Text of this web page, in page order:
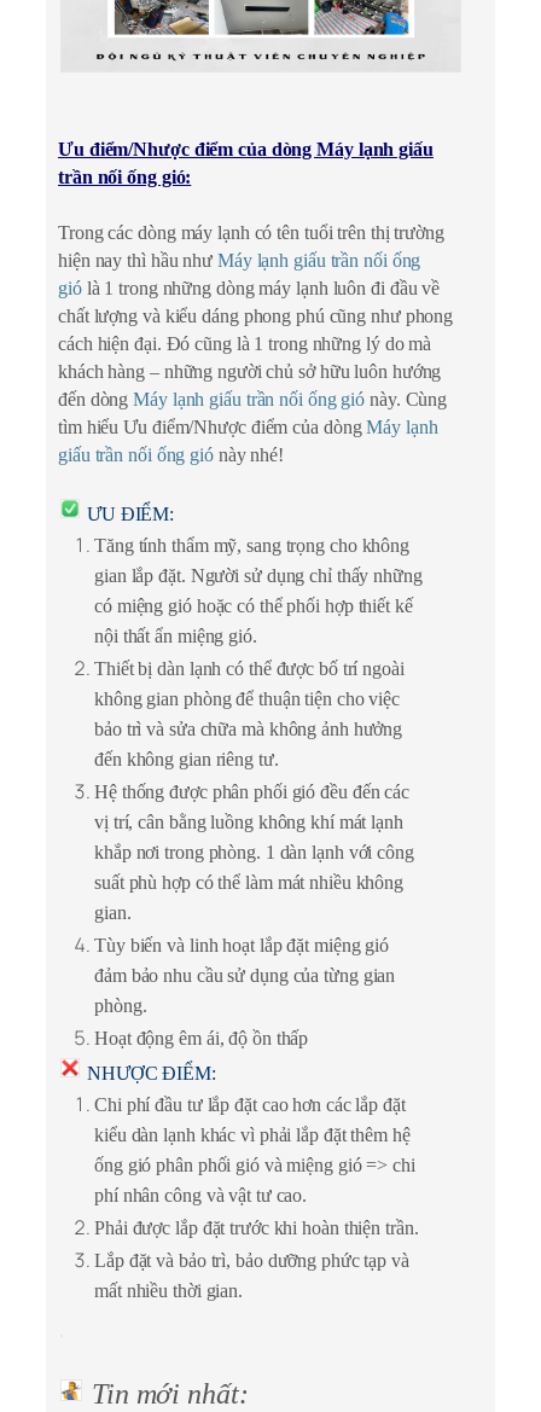
Ưu điểm/Nhược điểm của dòng Máy lạnh giấu
trần nối ống gió:
Trong các dòng máy lạnh có tên tuổi trên thị trường
hiện nay thì hầu như Máy lạnh giấu trần nối ống
giólà 1 trong những dòng máy lạnh luôn đi đầu về
chất lượng và kiểu dáng phong phú cũng như phong
cách hiện đại. Đó cũng là 1 trong những lý do mà
khách hàng – những người chủ sở hữu luôn hướng
đến dòngMáy lạnh giấu trần nối ống gió này. Cùng
tìm hiểuƯu điểm/Nhược điểm của dòngMáy lạnh
giấu trần nối ống giónày nhé!
ƯU ĐIỂM:
Tăng tính thẩm mỹ, sang trọng cho không
gian lắp đặt. Người sử dụng chỉ thấy những
có miệng gió hoặc có thể phối hợp thiết kế
nội thất ẩn miệng gió.
Thiết bị dàn lạnh có thể được bố trí ngoài
không gian phòng để thuận tiện cho việc
bảo trì và sửa chữa mà không ảnh hưởng
đến không gian riêng tư.
Hệ thống được phân phối gió đều đến các
vị trí, cân bằng luồng không khí mát lạnh
khắp nơi trong phòng. 1 dàn lạnh với công
suất phù hợp có thể làm mát nhiều không
gian.
Tùy biến và linh hoạt lắp đặt miệng gió
đảm bảo nhu cầu sử dụng của từng gian
phòng.
Hoạt động êm ái, độ ồn thấp
NHƯỢC ĐIỂM:
Chi phí đầu tư lắp đặt cao hơn các lắp đặt
kiểu dàn lạnh khác vì phải lắp đặt thêm hệ
ống gió phân phối gió và miệng gió => chi
phí nhân công và vật tư cao.
Phải được lắp đặt trước khi hoàn thiện trần.
Lắp đặt và bảo trì, bảo dưỡng phức tạp và
mất nhiều thời gian.
Tin mới nhất: